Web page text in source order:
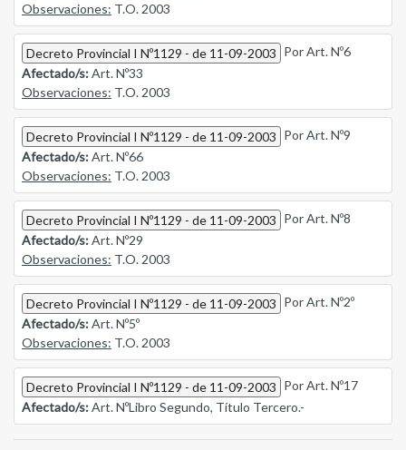
Observaciones: T.O. 2003
Decreto Provincial I Nº1129 - de 11-09-2003 Por Art. Nº6
Afectado/s:Art. Nº33
Observaciones: T.O. 2003
Decreto Provincial I Nº1129 - de 11-09-2003 Por Art. Nº9
Afectado/s:Art. Nº66
Observaciones: T.O. 2003
Decreto Provincial I Nº1129 - de 11-09-2003 Por Art. Nº8
Afectado/s:Art. Nº29
Observaciones: T.O. 2003
Decreto Provincial I Nº1129 - de 11-09-2003 Por Art. Nº2º
Afectado/s:Art. Nº5º
Observaciones: T.O. 2003
Decreto Provincial I Nº1129 - de 11-09-2003 Por Art. Nº17
Afectado/s:Art. NºLibro Segundo, Título Tercero.-